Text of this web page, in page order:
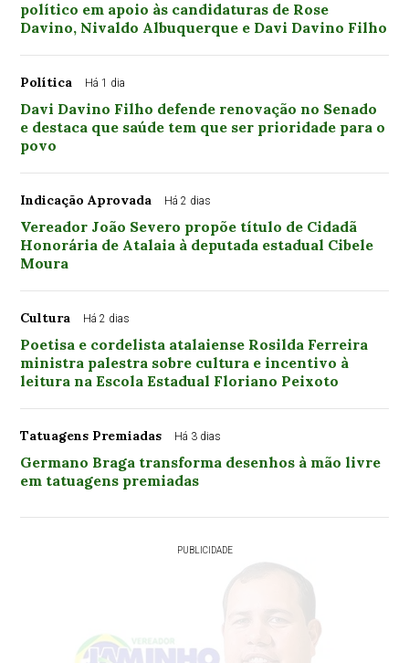
político em apoio às candidaturas de Rose
Davino, Nivaldo Albuquerque e Davi Davino Filho
Política Há 1 dia
Davi Davino Filho defende renovação no Senado
e destaca que saúde tem que ser prioridade para o
povo
Indicação Aprovada Há 2 dias
Vereador João Severo propõe título de Cidadã
Honorária de Atalaia à deputada estadual Cibele
Moura
Cultura Há 2 dias
Poetisa e cordelista atalaiense Rosilda Ferreira
ministra palestra sobre cultura e incentivo à
leitura na Escola Estadual Floriano Peixoto
Tatuagens Premiadas Há 3 dias
Germano Braga transforma desenhos à mão livre
em tatuagens premiadas
PUBLICIDADE